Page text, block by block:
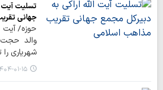
تسلیت آیت
جهانی
حوزه/ آیت
والد حجت
شهریاری
۱۴۰۴-۰۱-۱۵